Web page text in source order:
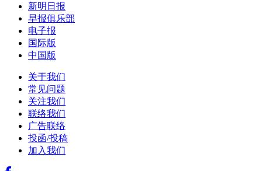
新明日报
早报俱乐部
电子报
国际版
中国版
关于我们
常见问题
关注我们
联络我们
广告联络
投函/投稿
加入我们